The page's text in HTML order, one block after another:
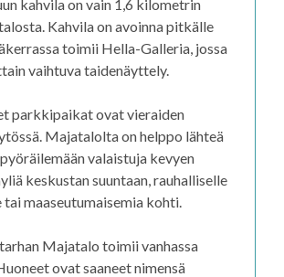
kahvila on vain 1,6 kilometrin
Kahvila on avoinna pitkälle
toimii Hella-Galleria, jossa
vaihtuva taidenäyttely.
parkkipaikat ovat vieraiden
Majatalolta on helppo lähteä
valaistuja kevyen
keskustan suuntaan, rauhalliselle
tai maaseutumaisemia kohti.
Majatalo toimii vanhassa
ovat saaneet nimensä